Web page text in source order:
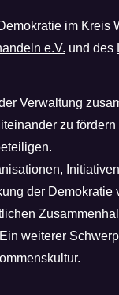
im
e.V. und des
Verwaltung
zu
der Demokratie
weiterer